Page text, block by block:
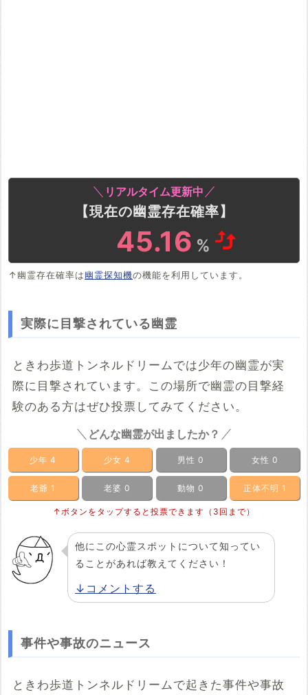
リアルタイム更新中
【現在の幽霊存在確率】
45.16 %
↑幽霊存在確率は幽霊探知機の機能を利用しています。
実際に目撃されている幽霊
ときわ歩道トンネルドリームでは少年の幽霊が実
際に目撃されています。この場所で幽霊の目撃経
験のある方はぜひ投票してみてください。
どんな幽霊が出ましたか？
少年 4 少女 4 男性 0 女性 0
老爺 1 老婆 0 動物 0 正体不明 1
↑ボタンをタップすると投票できます（3回まで）
他にこの心霊スポットについて知ってい
ることがあれば教えてください！
↓コメントする
事件や事故のニュース
ときわ歩道トンネルドリームで起きた事件や事故